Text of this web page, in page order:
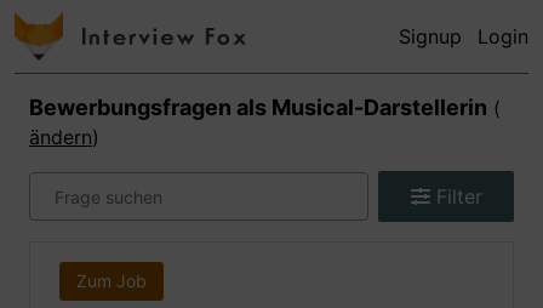
Signup Login
Bewerbungsfragen als Musical-Darstellerin (
ändern)
Filter
Zum Job